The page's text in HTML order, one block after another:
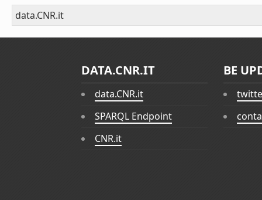
data.CNR.it
DATA.CNR.IT
data.CNR.it
SPARQL Endpoint
CNR.it
BE